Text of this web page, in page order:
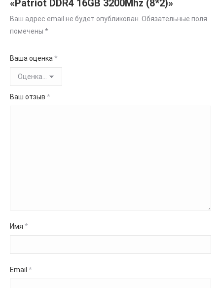
«Patriot DDR4 16GB 3200Mhz (8*2)»
Ваш адрес email не будет опубликован. Обязательные поля
помечены *
Ваша оценка *
Ваш отзыв *
Имя *
Email *